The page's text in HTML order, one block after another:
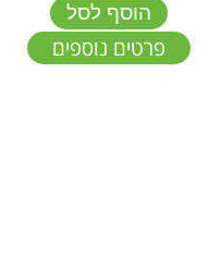
הוסף לסל
פרטים נוספים